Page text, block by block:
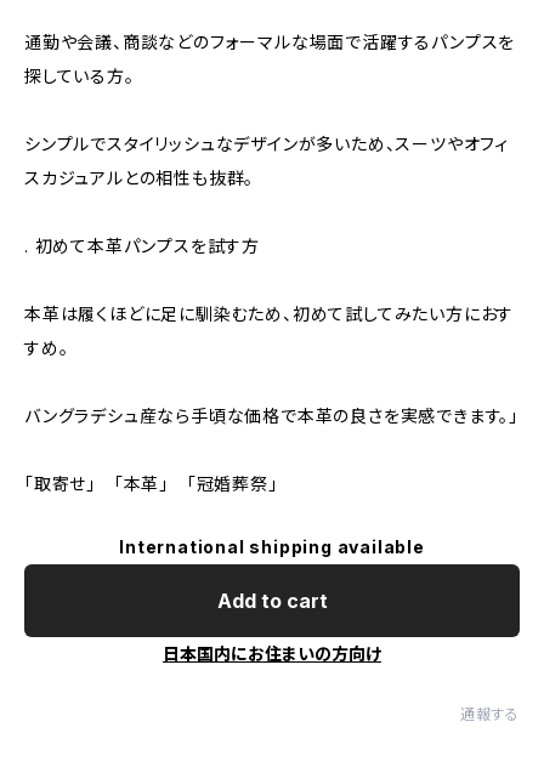
通勤や会議、商談などのフォーマルな場面で活躍するパンプスを
探している方。
シンプルでスタイリッシュなデザインが多いため、スーツやオフィ
スカジュアルとの相性も抜群。
. 初めて本革パンプスを試す方
本革は履くほどに足に馴染むため、初めて試してみたい方におす
すめ。
バングラデシュ産なら手頃な価格で本革の良さを実感できます。」
「取寄せ」 「本革」 「冠婚葬祭」
International shipping available
Add to cart
日本国内にお住まいの方向け
通報する